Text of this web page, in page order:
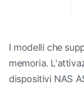
I modelli che
memoria.
dispositivi NAS